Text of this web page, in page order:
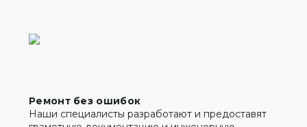
Ремонт без ошибок
Наши специалисты разработают и предоставят